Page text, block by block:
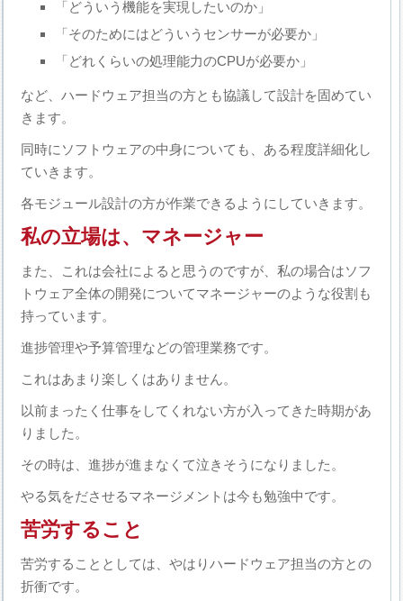
「どういう機能を実現したいのか」
「そのためにはどういうセンサーが必要か」
「どれくらいの処理能力のCPUが必要か」
など、ハードウェア担当の方とも協議して設計を固めてい
きます。
同時にソフトウェアの中身についても、ある程度詳細化し
ていきます。
各モジュール設計の方が作業できるようにしていきます。
私の立場は、マネージャー
また、これは会社によると思うのですが、私の場合はソフ
トウェア全体の開発についてマネージャーのような役割も
持っています。
進捗管理や予算管理などの管理業務です。
これはあまり楽しくはありません。
以前まったく仕事をしてくれない方が入ってきた時期があ
りました。
その時は、進捗が進まなくて泣きそうになりました。
やる気をださせるマネージメントは今も勉強中です。
苦労すること
苦労することとしては、やはりハードウェア担当の方との
折衝です。